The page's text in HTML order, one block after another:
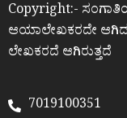
Copyright:-
ಆಯಾಲೇಖಕರದೇ
ಲೇಖಕರದೆ ಆಗಿರುತ್ತದೆ
7019100351